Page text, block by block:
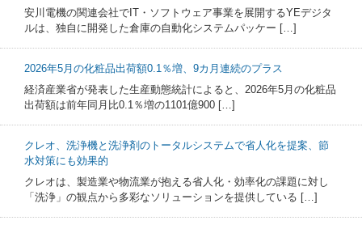
安川電機の関連会社でIT・ソフトウェア事業を展開するYEデジタ
ルは、独自に開発した倉庫の自動化システムパッケー […]
2026年5月の化粧品出荷額0.1％増、9カ月連続のプラス
経済産業省が発表した生産動態統計によると、2026年5月の化粧品
出荷額は前年同月比0.1％増の1101億900 […]
クレオ、洗浄機と洗浄剤のトータルシステムで省人化を提案、節
水対策にも効果的
クレオは、製造業や物流業が抱える省人化・効率化の課題に対し
「洗浄」の観点から多彩なソリューションを提供している […]